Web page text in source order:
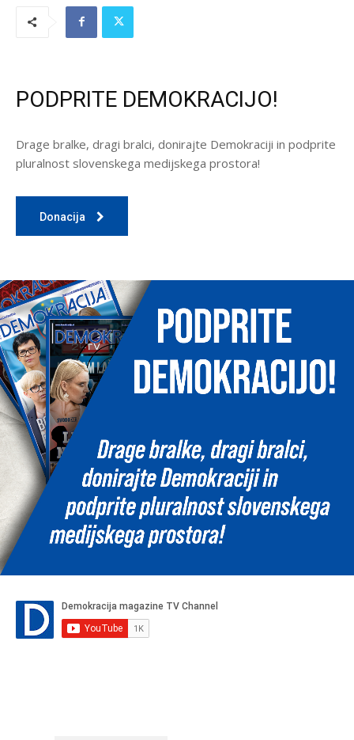
PODPRITE DEMOKRACIJO!
Drage bralke, dragi bralci, donirajte Demokraciji in podprite
pluralnost slovenskega medijskega prostora!
Donacija